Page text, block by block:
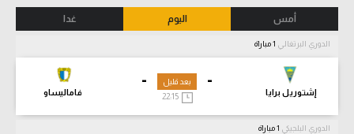
أمس اليوم غدا
الدوري البرتغالي
-
إشتوريل برايا
-
فاماليساو
بعد قليل
22:15
الدوري البلجيكي